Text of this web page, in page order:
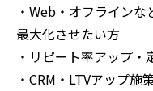
・Web・オフライン
最大化させたい方
・リピート率アップ
・CRM・LTVアップ施